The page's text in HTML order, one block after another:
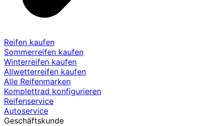
Reifen kaufen
Sommerreifen kaufen
Winterreifen kaufen
Allwetterreifen kaufen
Alle Reifenmarken
Komplettrad konfigurieren
Reifenservice
Autoservice
Geschäftskunde